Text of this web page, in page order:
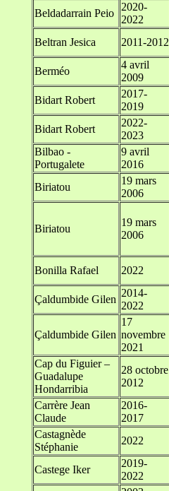
Beldadarrain Peio
2020-
2022
Beltran Jesica
2011-2012
Berméo
4 avril
2009
Bidart Robert
2017-
2019
Bidart Robert
2022-
2023
Bilbao -
Portugalete
9 avril
2016
Biriatou
19 mars
2006
Biriatou
19 mars
2006
Bonilla Rafael 2022
Çaldumbide Gilen
2014-
2022
Çaldumbide Gilen
17
novembre
2021
Cap du Figuier –
Guadalupe
Hondarribia
28 octobre
2012
Carrère Jean
Claude
2016-
2017
Castagnède
Stéphanie
2022
Castege Iker
2019-
2022